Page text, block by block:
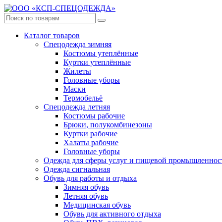
Каталог товаров
Спецодежда зимняя
Костюмы утеплённые
Куртки утеплённые
Жилеты
Головные уборы
Маски
Термобельё
Спецодежда летняя
Костюмы рабочие
Брюки, полукомбинезоны
Куртки рабочие
Халаты рабочие
Головные уборы
Одежда для сферы услуг и пищевой
Одежда сигнальная
Обувь для работы и отдыха
Зимняя обувь
Летняя обувь
Медицинская обувь
Обувь для активного отдыха